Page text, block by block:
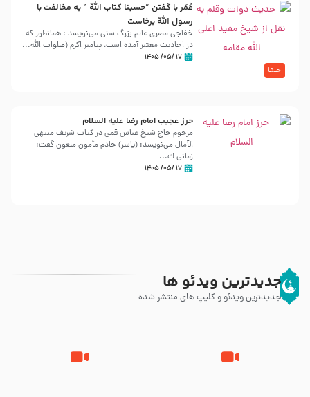
خلفا
عُمَر با گفتن “حسبنا كتاب اللّه ” به مخالفت با
رسول اللّه برخاست
خفاجی مصری عالم بزرگ سنی می‌نویسد : همانطور که
در احادیث معتبر آمده است، پیامبر اکرم (صلوات اللّه...
۱۷ /۰۵/ ۱۴۰۵
حرز عجیب امام رضا علیه السلام
مرحوم حاج شیخ عباس قمی در کتاب شریف منتهی
الآمال می‌نویسد: (ياسر) خادم مأمون ملعون گفت:
زمانى ك...
۱۷ /۰۵/ ۱۴۰۵
جدیدترین ویدئو ها
جدیدترین ویدئو و کلیپ های منتشر شده